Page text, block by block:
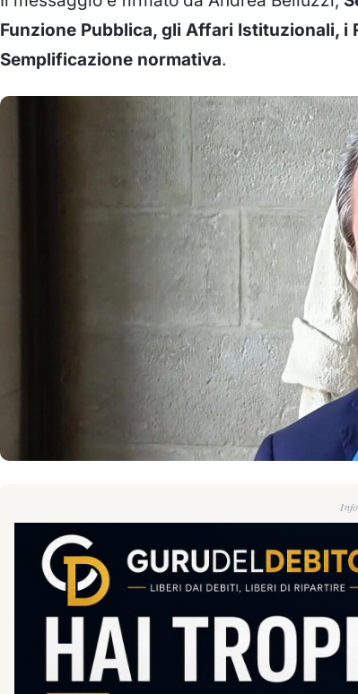
Funzione Pubblica, gli Affari Istituzionali, i
Semplificazione normativa.